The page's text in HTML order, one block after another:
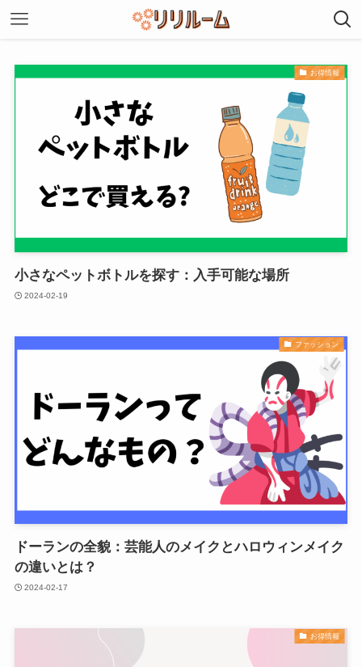
お得情報
小さなペットボトルを探す：入手可能な場所
2024-02-19
ファッション
ドーランの全貌：芸能人のメイクとハロウィンメイク
の違いとは？
2024-02-17
お得情報